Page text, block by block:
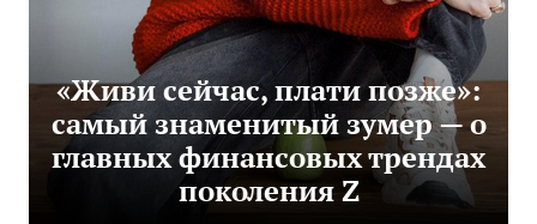
«Живи сейчас, плати позже»:
самый знаменитый зумер — о
главных финансовых трендах
поколения Z